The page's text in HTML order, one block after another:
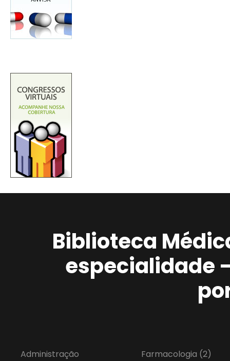
Biblioteca
especialidade
Administração
Farmacologia (2)